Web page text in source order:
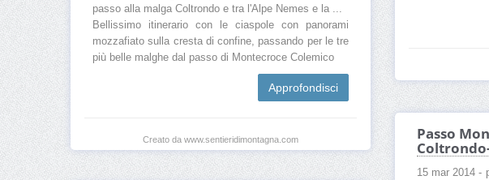
passo alla malga Coltrondo e tra l'Alpe Nemes e la ...
Bellissimo itinerario con le ciaspole con panorami
mozzafiato sulla cresta di confine, passando per le tre
più belle malghe dal passo di Montecroce Colemico
Approfondisci
Creato da www.sentieridimontagna.com Passo
15 mar 2014 -